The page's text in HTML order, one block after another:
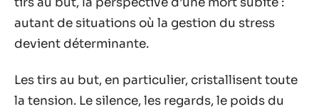
autant de situations où la gestion du stress
devient déterminante.
Les tirs au but, en particulier, cristallisent toute
la tension. Le silence, les regards, le poids du